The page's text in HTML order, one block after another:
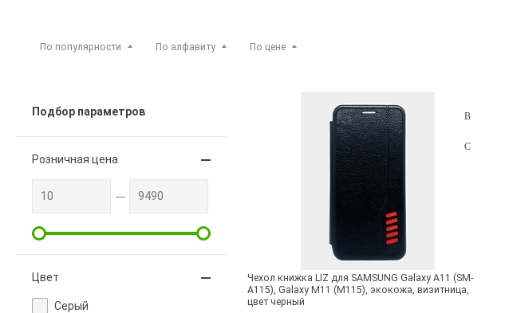
По популярности По алфавиту По цене
Подбор параметров
Розничная цена
Цвет
Cерый
Чехол книжка LIZ для SAMSUNG Galaxy A11 (SM-
A115), Galaxy M11 (M115), экокожа, визитница,
цвет черный